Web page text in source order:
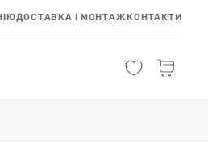
ДОСТАВКА І МОНТАЖКОНТАКТИ